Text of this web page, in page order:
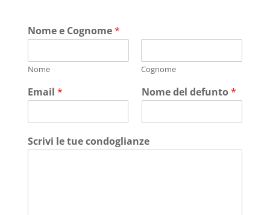
Nome e Cognome*
Nome Cognome
Email * Nome del defunto*
Scrivi le tue condoglianze